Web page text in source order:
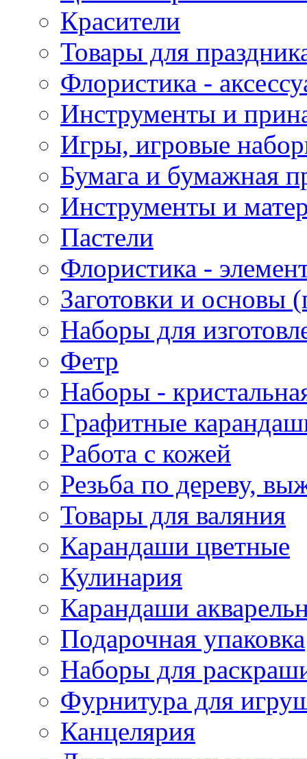
Красители
Товары для
Флористика -
Инструменты и
Игры, игровые
Бумага и бумажная
Инструменты и
Пастели
Флористика -
Заготовки и основы
Наборы для
Фетр
Наборы -
Графитные
Работа с кожей
Резьба по дереву,
Товары для валяния
Карандаши цветные
Кулинария
Карандаши
Подарочная упаковка
Наборы для
Фурнитура для
Канцелярия